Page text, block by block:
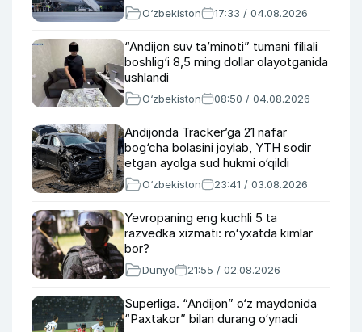
O‘zbekiston 17:33 / 04.08.2026
“Andijon suv ta’minoti” tumani filiali
boshlig‘i 8,5 ming dollar olayotganida
ushlandi
O‘zbekiston 08:50 / 04.08.2026
Andijonda Tracker’ga 21 nafar
bog‘cha bolasini joylab, YTH sodir
etgan ayolga sud hukmi o‘qildi
O‘zbekiston 23:41 / 03.08.2026
Yevropaning eng kuchli 5 ta
razvedka xizmati: roʻyxatda kimlar
bor?
Dunyo 21:55 / 02.08.2026
Superliga. “Andijon” o‘z maydonida
“Paxtakor” bilan durang o‘ynadi